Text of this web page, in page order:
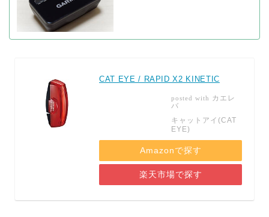
CAT EYE / RAPID X2 KINETIC
posted with カエレ
バ
キャットアイ(CAT
EYE)
Amazonで探す
楽天市場で探す